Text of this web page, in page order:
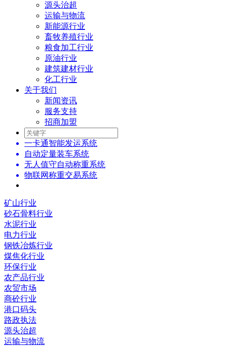
源头治超
运输与物流
新能源行业
畜牧养殖行业
粮食加工行业
原油行业
建筑建材行业
化工行业
关于我们
新闻资讯
服务支持
招商加盟
一卡通智能发运系统
自动定量装车系统
无人值守自动称重系统
物联网称重交易系统
矿山行业
砂石骨料行业
水泥行业
电力行业
钢铁冶炼行业
煤焦化行业
环保行业
农产品行业
农贸市场
商砼行业
港口码头
路政执法
源头治超
运输与物流